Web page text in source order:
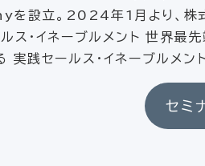
設立。2024年1月より、株
ス・イネーブルメント 世界最
実践セールス・イネーブルメント
セミ